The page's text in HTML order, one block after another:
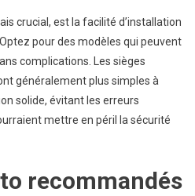
crucial, est la facilité d’installation
pour des modèles qui peuvent
complications. Les sièges
généralement plus simples à
solide, évitant les erreurs
mettre en péril la sécurité
recommandés